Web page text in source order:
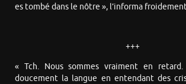
es tombé dans le nôtre », l’informa
+++
« Tch. Nous sommes vraiment en
doucement la langue en entendant des